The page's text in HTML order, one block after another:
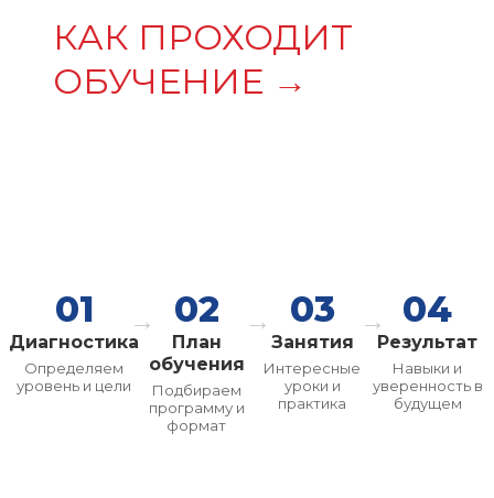
КАК ПРОХОДИТ
ОБУЧЕНИЕ →
01
Диагностика
Определяем
уровень и цели
02
План
обучения
Подбираем
программу и
формат
03
Занятия
Интересные
уроки и
практика
04
Результат
Навыки и
уверенность в
будущем